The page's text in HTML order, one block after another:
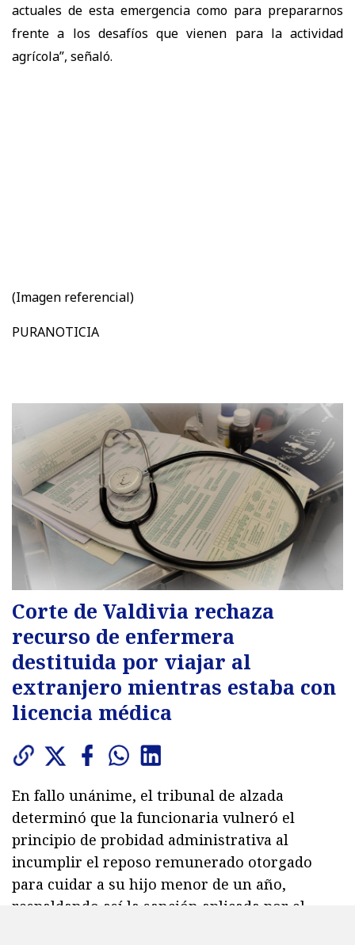
actuales de esta emergencia como para prepararnos
frente a los desafíos que vienen para la actividad
agrícola”, señaló.
(Imagen referencial)
PURANOTICIA
Corte de Valdivia rechaza
recurso de enfermera
destituida por viajar al
extranjero mientras estaba con
licencia médica
En fallo unánime, el tribunal de alzada
determinó que la funcionaria vulneró el
principio de probidad administrativa al
incumplir el reposo remunerado otorgado
para cuidar a su hijo menor de un año,
respaldando así la sanción aplicada por el